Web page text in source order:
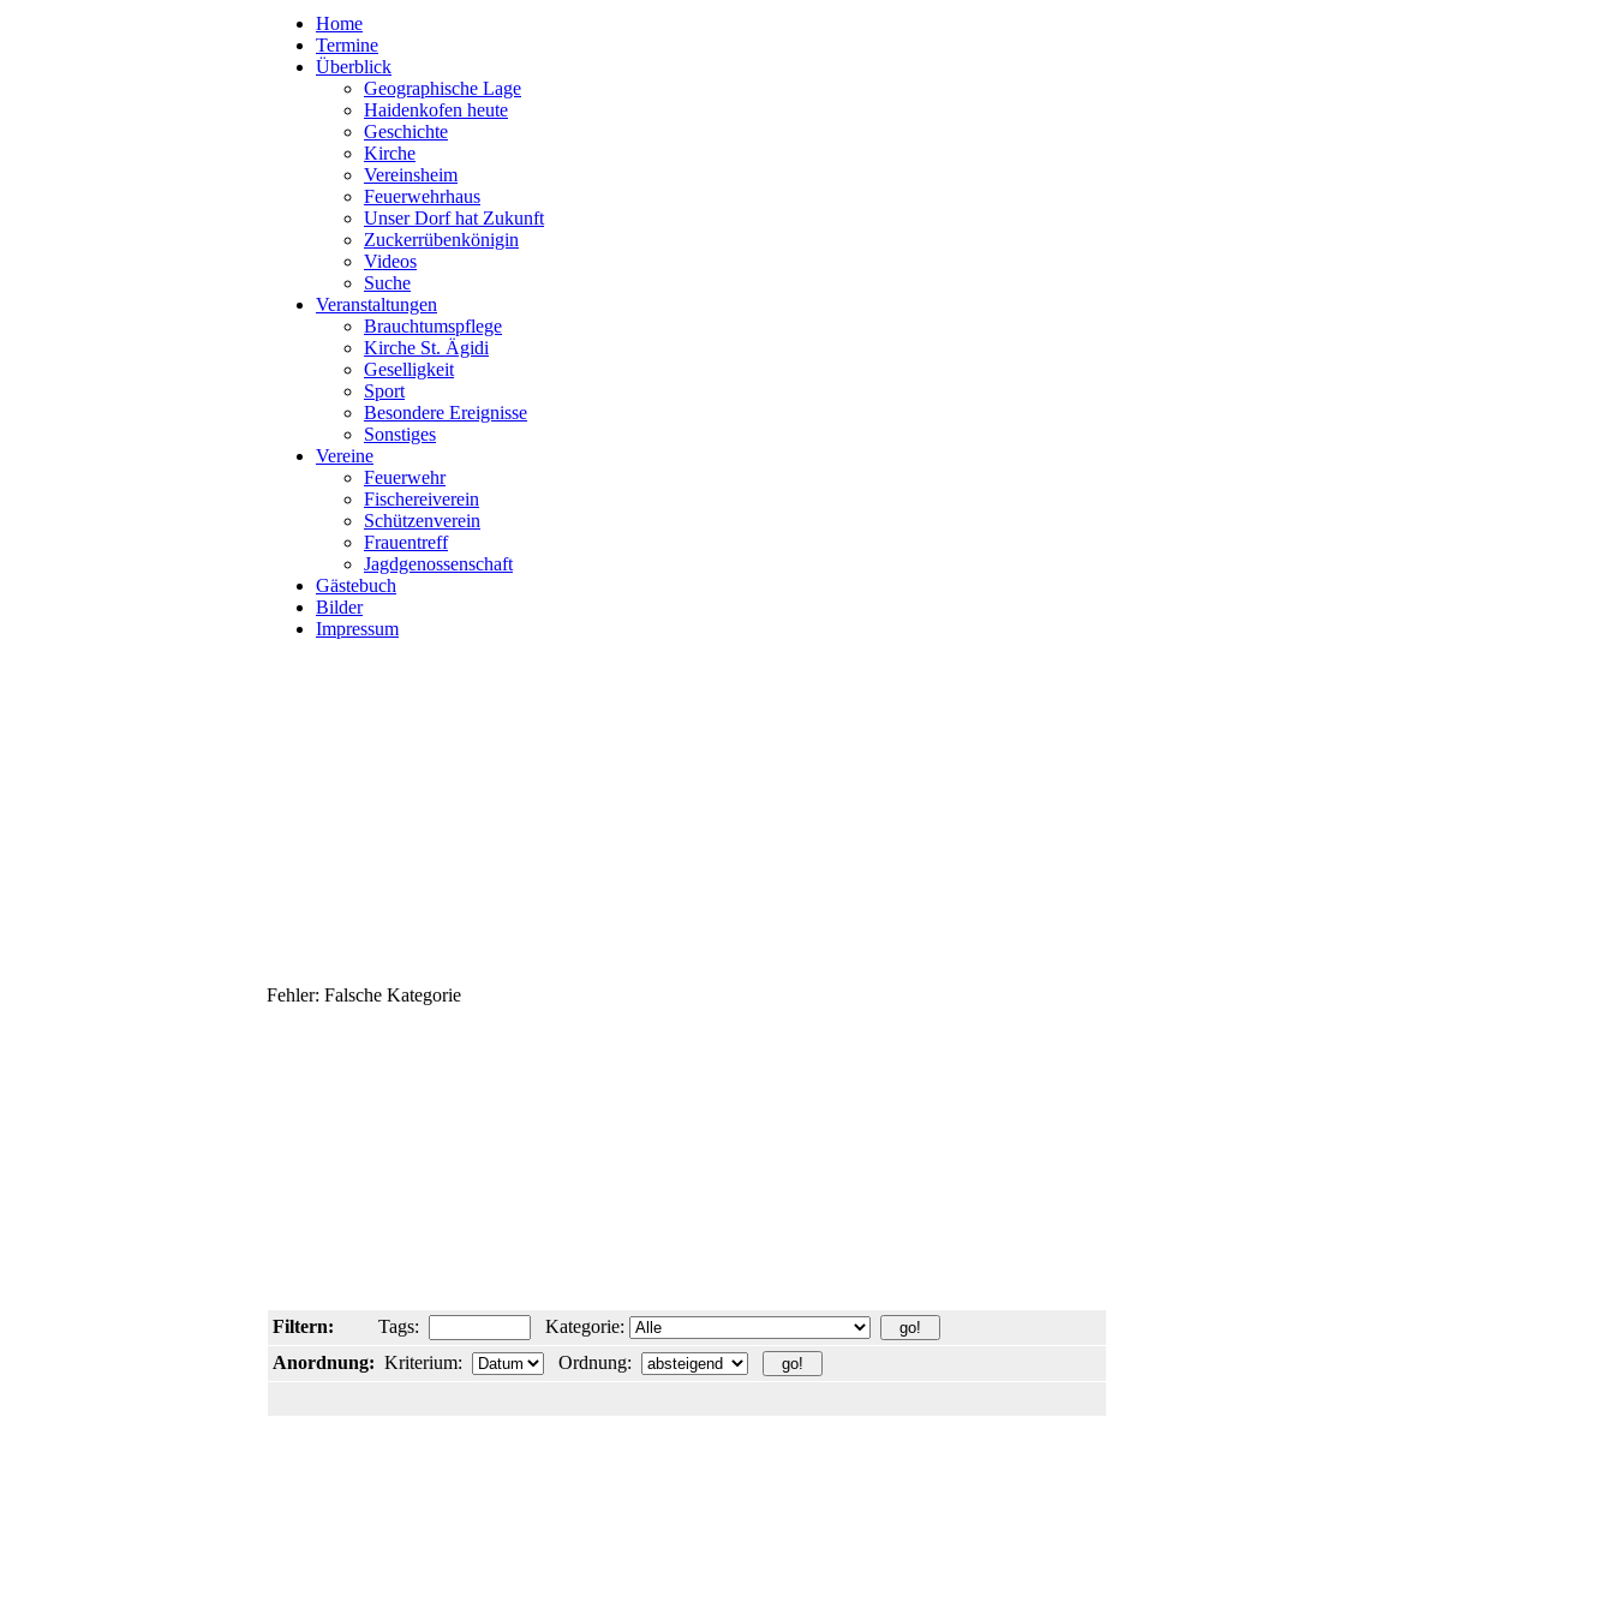
Home
Termine
Überblick
Geographische Lage
Haidenkofen heute
Geschichte
Kirche
Vereinsheim
Feuerwehrhaus
Unser Dorf hat Zukunft
Zuckerrübenkönigin
Videos
Suche
Veranstaltungen
Brauchtumspflege
Kirche St. Ägidi
Geselligkeit
Sport
Besondere Ereignisse
Sonstiges
Vereine
Feuerwehr
Fischereiverein
Schützenverein
Frauentreff
Jagdgenossenschaft
Gästebuch
Bilder
Impressum
Fehler: Falsche Kategorie
Filtern: Tags:
Kategorie:
Anordnung: Kriterium: Ordnung: